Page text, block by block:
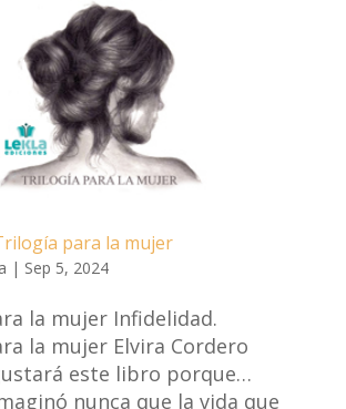
para la mujer
| Sep 5, 2024
la mujer Infidelidad.
la mujer Elvira Cordero
este libro porque…
nunca que la vida que